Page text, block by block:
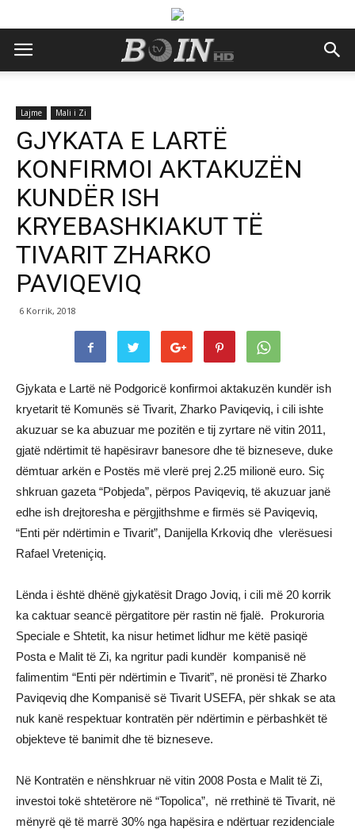
Lajme Mali i Zi
GJYKATA E LARTË
KONFIRMOI AKTAKUZËN
KUNDËR ISH
KRYEBASHKIAKUT TË
TIVARIT ZHARKO
PAVIQEVIQ
6 Korrik, 2018
Gjykata e Lartë në Podgoricë konfirmoi aktakuzën kundër ish
kryetarit të Komunës së Tivarit, Zharko Paviqeviq, i cili ishte
akuzuar se ka abuzuar me pozitën e tij zyrtare në vitin 2011,
gjatë ndërtimit të hapësiravr banesore dhe të bizneseve, duke
dëmtuar arkën e Postës më vlerë prej 2.25 milionë euro. Siç
shkruan gazeta “Pobjeda”, përpos Paviqeviq, të akuzuar janë
edhe ish drejtoresha e përgjithshme e firmës së Paviqeviq,
“Enti për ndërtimin e Tivarit”, Danijella Krkoviq dhe vlerësuesi
Rafael Vreteniçiq.
Lënda i është dhënë gjykatësit Drago Joviq, i cili më 20 korrik
ka caktuar seancë përgatitore për rastin në fjalë. Prokuroria
Speciale e Shtetit, ka nisur hetimet lidhur me këtë pasiqë
Posta e Malit të Zi, ka ngritur padi kundër kompanisë në
falimentim “Enti për ndërtimin e Tivarit”, në pronësi të Zharko
Paviqeviq dhe Kompanisë së Tivarit USEFA, për shkak se ata
nuk kanë respektuar kontratën për ndërtimin e përbashkët të
objekteve të banimit dhe të bizneseve.
Në Kontratën e nënshkruar në vitin 2008 Posta e Malit të Zi,
investoi tokë shtetërore në “Topolica”, në rrethinë të Tivarit, në
mënyrë që të marrë 30% nga hapësira e ndërtuar rezidenciale